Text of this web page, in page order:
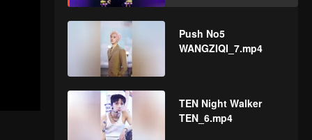
Push No5
WANGZIQI_7.mp4
TEN Night Walker
TEN_6.mp4